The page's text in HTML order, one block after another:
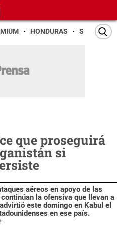
HONDURAS SAN PEDRO
que proseguirá
si
aéreos en apoyo de las
la ofensiva que llevan a
este domingo en Kabul el
en ese país.